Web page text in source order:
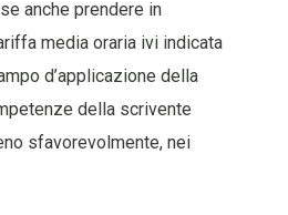
anche prendere in
media oraria ivi indicata
d’applicazione della
della scrivente
sfavorevolmente, nei